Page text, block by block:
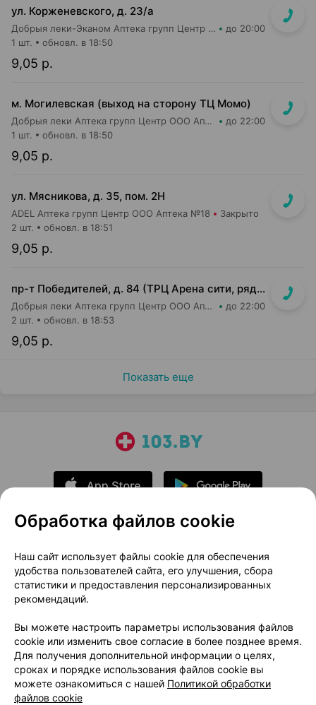
ул. Корженевского, д. 23/а
Добрыя леки-Эканом Аптека групп Центр ООО Аптека №6 до 20:00
9,05 р.
1 шт. обновл. в 18:50
м. Могилевская (выход на сторону ТЦ Момо)
Добрыя леки Аптека групп Центр ООО Аптека №8 до 22:00
9,05 р.
1 шт. обновл. в 18:50
ул. Мясникова, д. 35, пом. 2Н
ADEL Аптека групп Центр ООО Аптека №18 Закрыто
9,05 р.
2 шт. обновл. в 18:51
пр-т Победителей, д. 84 (ТРЦ Арена сити, рядом с кассами м-на Green)
Добрыя леки Аптека групп Центр ООО Аптека №72 до 22:00
9,05 р.
2 шт. обновл. в 18:53
Показать еще
О проекте
Новости проекта
Размещение рекламы
Медицинский маркетинг
Публичный договор
Доставка
Способы оплаты
Вакансии
Партнеры
Написать руководителю 103.by
Написать в поддержку
Персональные настройки Cookie
Обработка файлов cookie
Наш сайт использует файлы cookie для обеспечения
удобства пользователей сайта, его улучшения, сбора
статистики и предоставления персонализированных
рекомендаций.
Вы можете настроить параметры использования файлов
cookie или изменить свое согласие в более позднее время.
Для получения дополнительной информации о целях,
сроках и порядке использования файлов cookie вы
можете ознакомиться с нашей Политикой обработки
файлов cookie